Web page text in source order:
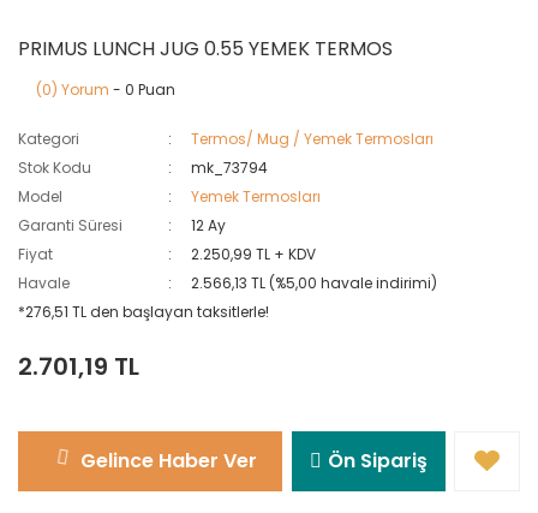
PRIMUS LUNCH JUG 0.55 YEMEK TERMOS
(0) Yorum - 0 Puan
Kategori
Termos/ Mug / Yemek Termosları
Stok Kodu
mk_73794
Model
Yemek Termosları
Garanti Süresi
12 Ay
Fiyat
2.250,99 TL + KDV
Havale
2.566,13 TL (%5,00 havale indirimi)
*276,51 TL den başlayan taksitlerle!
2.701,19 TL
Gelince Haber Ver Ön Sipariş